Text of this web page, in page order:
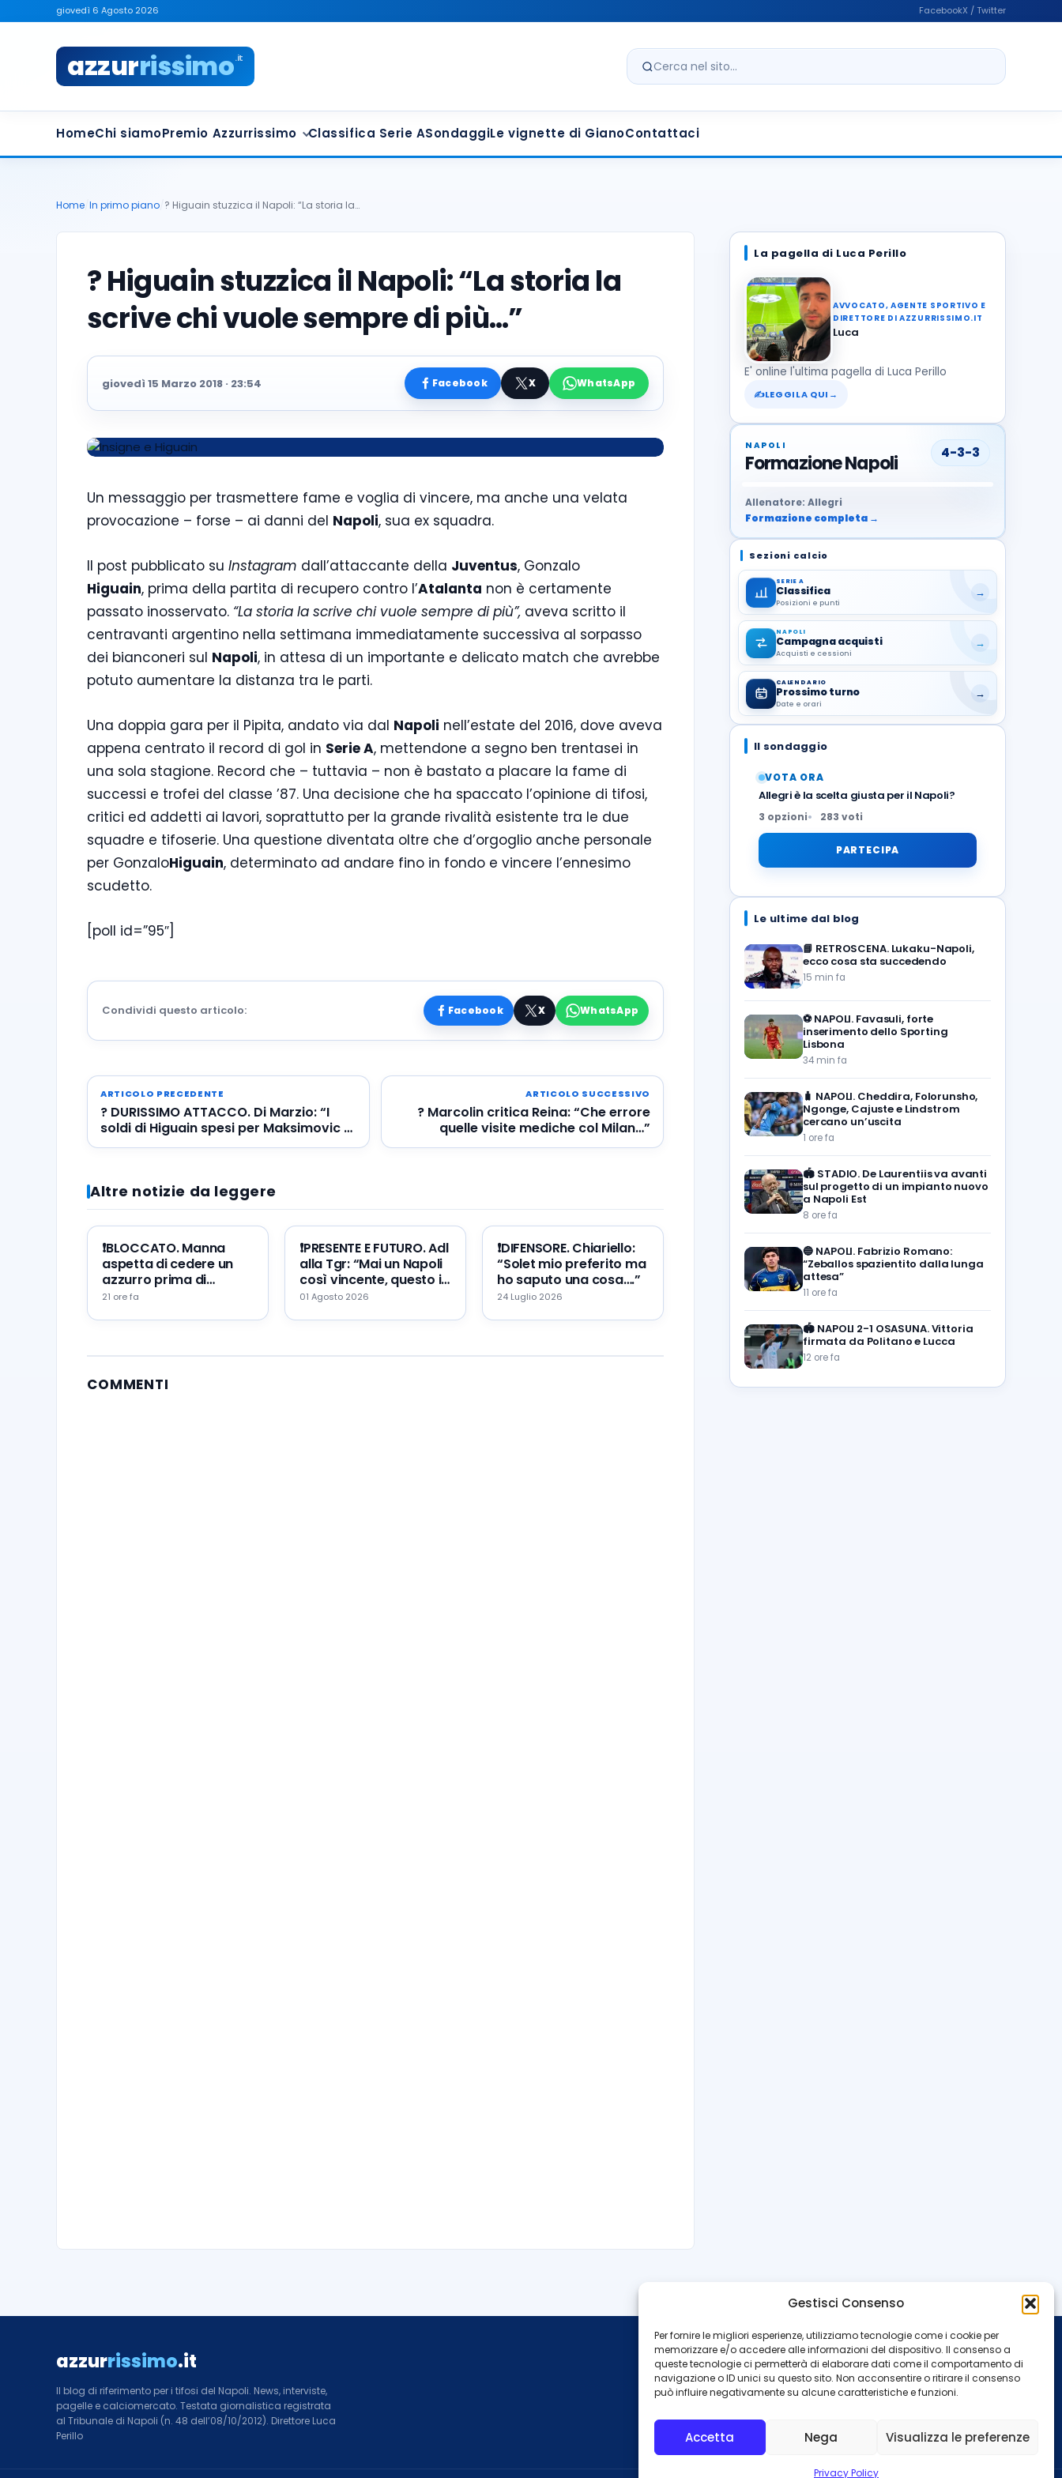
Gestisci Consenso
Per fornire le migliori esperienze, utilizziamo tecnologie come i cookie per
memorizzare e/o accedere alle informazioni del dispositivo. Il consenso a
queste tecnologie ci permetterà di elaborare dati come il comportamento di
navigazione o ID unici su questo sito. Non acconsentire o ritirare il consenso
può influire negativamente su alcune caratteristiche e funzioni.
Accetta Nega Visualizza le preferenze
Privacy Policy
giovedì 6 Agosto 2026 FacebookX / Twitter
azzurrissimo.it
Cerca nel sito
HomeChi siamoPremio Azzurrissimo Classifica Serie ASondaggiLe vignette di GianoContattaci
Home In primo piano ? Higuain stuzzica il Napoli: “La storia la…
? Higuain stuzzica il Napoli: “La storia la
scrive chi vuole sempre di più…”
giovedì 15 Marzo 2018 · 23:54 Facebook X WhatsApp
Un messaggio per trasmettere fame e voglia di vincere, ma anche una velata
provocazione – forse – ai danni del Napoli, sua ex squadra.
Il post pubblicato su Instagram dall’attaccante della Juventus, Gonzalo
Higuain, prima della partita di recupero contro l’Atalanta non è certamente
passato inosservato. “La storia la scrive chi vuole sempre di più”, aveva scritto il
centravanti argentino nella settimana immediatamente successiva al sorpasso
dei bianconeri sul Napoli, in attesa di un importante e delicato match che avrebbe
potuto aumentare la distanza tra le parti.
Una doppia gara per il Pipita, andato via dal Napoli nell’estate del 2016, dove aveva
appena centrato il record di gol in Serie A, mettendone a segno ben trentasei in
una sola stagione. Record che – tuttavia – non è bastato a placare la fame di
successi e trofei del classe ’87. Una decisione che ha spaccato l’opinione di tifosi,
critici ed addetti ai lavori, soprattutto per la grande rivalità esistente tra le due
squadre e tifoserie. Una questione diventata oltre che d’orgoglio anche personale
per GonzaloHiguain, determinato ad andare fino in fondo e vincere l’ennesimo
scudetto.
[poll id=”95″]
Condividi questo articolo: Facebook X WhatsApp
ARTICOLO PRECEDENTE
? DURISSIMO ATTACCO. Di Marzio: “I
soldi di Higuain spesi per Maksimovic e
Grassi”
ARTICOLO SUCCESSIVO
? Marcolin critica Reina: “Che errore
quelle visite mediche col Milan…”
Altre notizie da leggere
❗️BLOCCATO. Manna
aspetta di cedere un
azzurro prima di
portare Zeballos al
21 ore fa
❗️PRESENTE E FUTURO. Adl
alla Tgr: “Mai un Napoli
così vincente, questo il
mio errore ed il mio
01 Agosto 2026
❗️DIFENSORE. Chiariello:
“Solet mio preferito ma
ho saputo una cosa….”
24 Luglio 2026
COMMENTI
La pagella di Luca Perillo
AVVOCATO, AGENTE SPORTIVO E
DIRETTORE DI AZZURRISSIMO.IT
Luca
E' online l'ultima pagella di Luca Perillo
✍LEGGILA QUI →
NAPOLI
Formazione Napoli 4-3-3
Allenatore: Allegri
Formazione completa →
Sezioni calcio
SERIE A
Classifica
Posizioni e punti
→
NAPOLI
Campagna acquisti
Acquisti e cessioni
→
CALENDARIO
Prossimo turno
Date e orari
→
Il sondaggio
VOTA ORA
Allegri è la scelta giusta per il Napoli?
3 opzioni 283 voti
PARTECIPA
Le ultime dal blog
📘 RETROSCENA. Lukaku-Napoli,
ecco cosa sta succedendo
15 min fa
⚽️ NAPOLI. Favasuli, forte
inserimento dello Sporting
Lisbona
34 min fa
🧳 NAPOLI. Cheddira, Folorunsho,
Ngonge, Cajuste e Lindstrom
cercano un’uscita
1 ore fa
🏟️ STADIO. De Laurentiis va avanti
sul progetto di un impianto nuovo
a Napoli Est
8 ore fa
🔵 NAPOLI. Fabrizio Romano:
“Zeballos spazientito dalla lunga
attesa”
11 ore fa
🏟️ NAPOLI 2-1 OSASUNA. Vittoria
firmata da Politano e Lucca
12 ore fa
azzurrissimo.it
Il blog di riferimento per i tifosi del Napoli. News, interviste,
pagelle e calciomercato. Testata giornalistica registrata
al Tribunale di Napoli (n. 48 dell’08/10/2012). Direttore Luca
Perillo
INFO
Redazione
Contattaci